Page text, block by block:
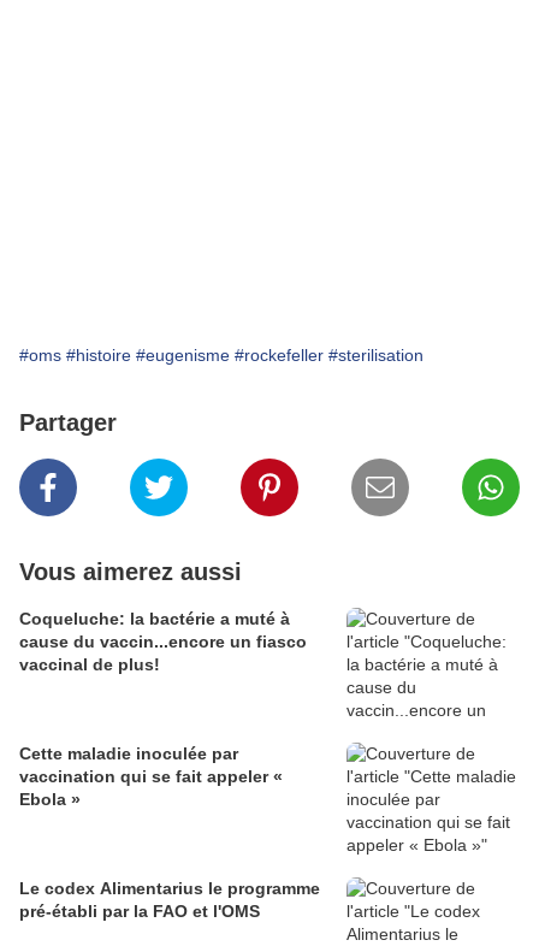
#oms #histoire #eugenisme #rockefeller #sterilisation
Partager
Vous aimerez aussi
Coqueluche: la bactérie a muté à
cause du vaccin...encore un fiasco
vaccinal de plus!
Cette maladie inoculée par
vaccination qui se fait appeler «
Ebola »
Le codex Alimentarius le programme
pré-établi par la FAO et l'OMS